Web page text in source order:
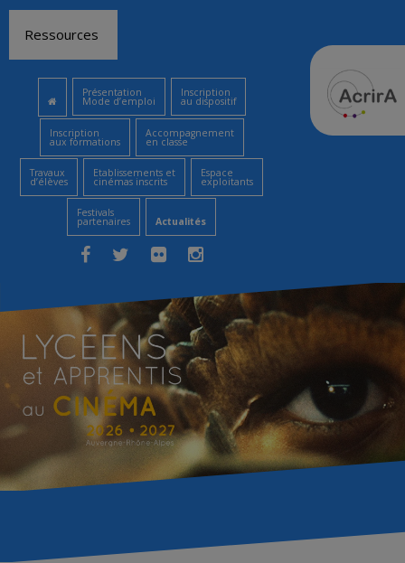
contenu
Ressources
Présentation
Mode d’emploi
Inscription
au dispositif
Inscription
aux formations
Accompagnement
en classe
Travaux
d’élèves
Etablissements et
cinémas inscrits
Espace
exploitants
Festivals
partenaires Actualités